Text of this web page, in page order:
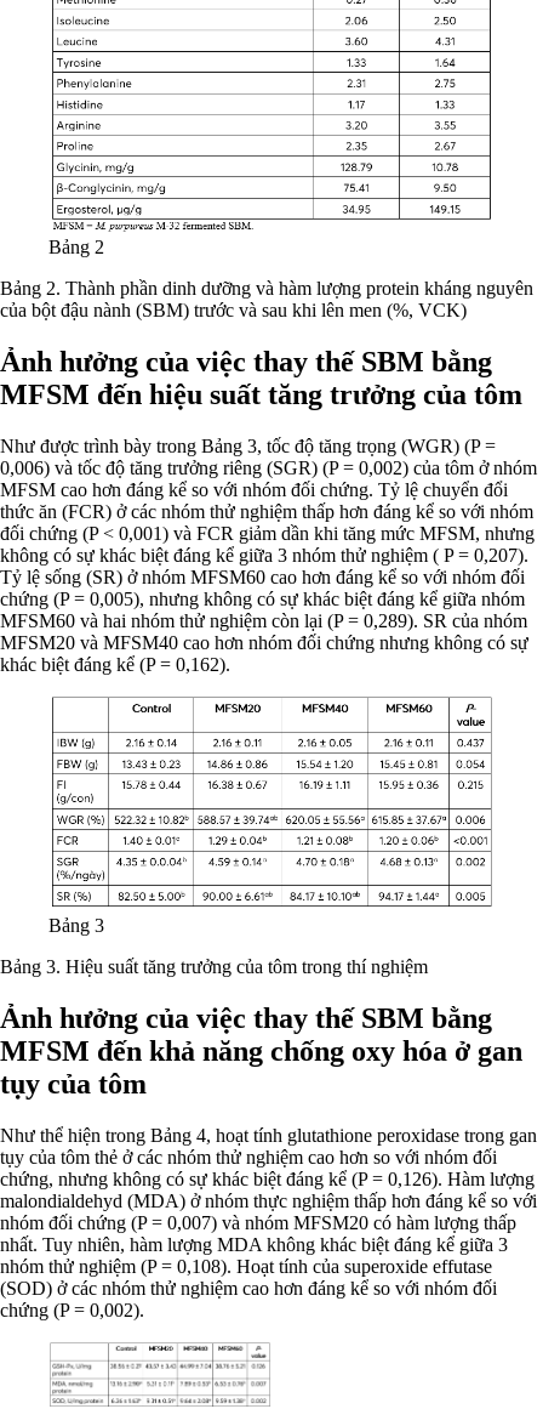
Bảng 2
Bảng 2. Thành phần dinh dưỡng và hàm lượng protein kháng nguyên
của bột đậu nành (SBM) trước và sau khi lên men (%, VCK)
Ảnh hưởng của việc thay thế SBM bằng
MFSM đến hiệu suất tăng trưởng của tôm
Như được trình bày trong Bảng 3, tốc độ tăng trọng (WGR) (P =
0,006) và tốc độ tăng trưởng riêng (SGR) (P = 0,002) của tôm ở nhóm
MFSM cao hơn đáng kể so với nhóm đối chứng. Tỷ lệ chuyển đổi
thức ăn (FCR) ở các nhóm thử nghiệm thấp hơn đáng kể so với nhóm
đối chứng (P < 0,001) và FCR giảm dần khi tăng mức MFSM, nhưng
không có sự khác biệt đáng kể giữa 3 nhóm thử nghiệm ( P = 0,207).
Tỷ lệ sống (SR) ở nhóm MFSM60 cao hơn đáng kể so với nhóm đối
chứng (P = 0,005), nhưng không có sự khác biệt đáng kể giữa nhóm
MFSM60 và hai nhóm thử nghiệm còn lại (P = 0,289). SR của nhóm
MFSM20 và MFSM40 cao hơn nhóm đối chứng nhưng không có sự
khác biệt đáng kể (P = 0,162).
Bảng 3
Bảng 3. Hiệu suất tăng trưởng của tôm trong thí nghiệm
Ảnh hưởng của việc thay thế SBM bằng
MFSM đến khả năng chống oxy hóa ở gan
tụy của tôm
Như thể hiện trong Bảng 4, hoạt tính glutathione peroxidase trong gan
tụy của tôm thẻ ở các nhóm thử nghiệm cao hơn so với nhóm đối
chứng, nhưng không có sự khác biệt đáng kể (P = 0,126). Hàm lượng
malondialdehyd (MDA) ở nhóm thực nghiệm thấp hơn đáng kể so với
nhóm đối chứng (P = 0,007) và nhóm MFSM20 có hàm lượng thấp
nhất. Tuy nhiên, hàm lượng MDA không khác biệt đáng kể giữa 3
nhóm thử nghiệm (P = 0,108). Hoạt tính của superoxide effutase
(SOD) ở các nhóm thử nghiệm cao hơn đáng kể so với nhóm đối
chứng (P = 0,002).